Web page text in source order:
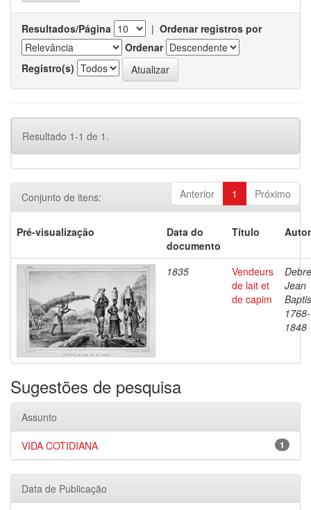
Resultados/Página | Ordenar registros por
Ordenar
Registro(s)
Resultado 1-1 de 1.
Anterior 1 Próximo
Conjunto de itens:
Pré-visualização
Data do
documento
Título
1835
Vendeurs
de lait et
de capim
Jean
1768-
1848
Sugestões de pesquisa
Assunto
1
VIDA COTIDIANA
Data de Publicação